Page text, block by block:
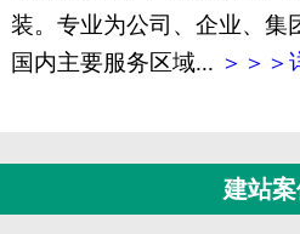
装。专业为公司、企业、集
国内主要服务区域... ＞＞＞
建站案